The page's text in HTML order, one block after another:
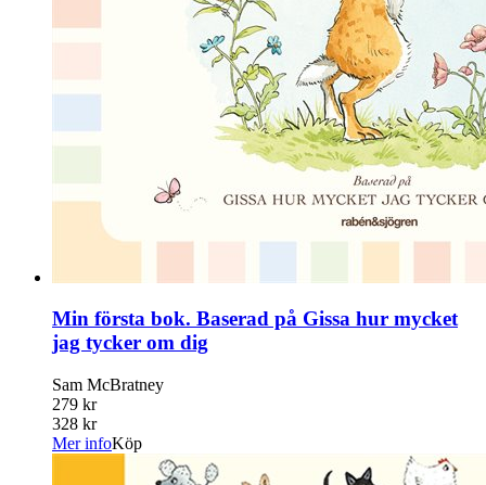
Min första bok. Baserad på Gissa hur mycket
jag tycker om dig
Sam McBratney
279 kr
328 kr
Mer infoKöp